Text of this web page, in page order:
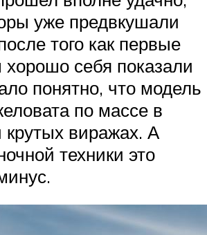
уже предвкушали
того как первые
себя показали
понятно, что модель
по массе в
крутых виражах. А
техники это